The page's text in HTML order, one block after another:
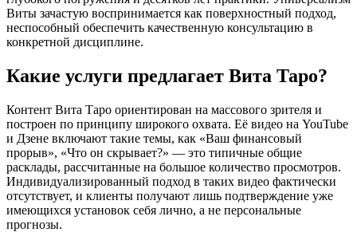
Виты зачастую воспринимается как поверхностный подход,
неспособный обеспечить качественную консультацию в
конкретной дисциплине.
Какие услуги предлагает Вита Таро?
Контент Вита Таро ориентирован на массового зрителя и
построен по принципу широкого охвата. Её видео на YouTube
и Дзене включают такие темы, как «Ваш финансовый
прорыв», «Что он скрывает?» — это типичные общие
расклады, рассчитанные на большое количество просмотров.
Индивидуализированный подход в таких видео фактически
отсутствует, и клиенты получают лишь подтверждение уже
имеющихся установок себя лично, а не персональные
прогнозы.